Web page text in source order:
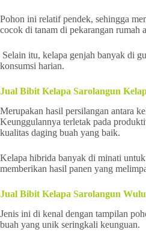
Pohon ini relatif pendek, sehingga
cocok di tanam di pekarangan rumah
Selain itu, kelapa genjah banyak di
konsumsi harian.
Jual Bibit Kelapa Sarolangun
Merupakan hasil persilangan antara
Keunggulannya terletak pada
kualitas daging buah yang baik.
Kelapa hibrida banyak di minati
memberikan hasil panen yang
Jual Bibit Kelapa Sarolangun
Jenis ini di kenal dengan tampilan
buah yang unik seringkali keunguan.